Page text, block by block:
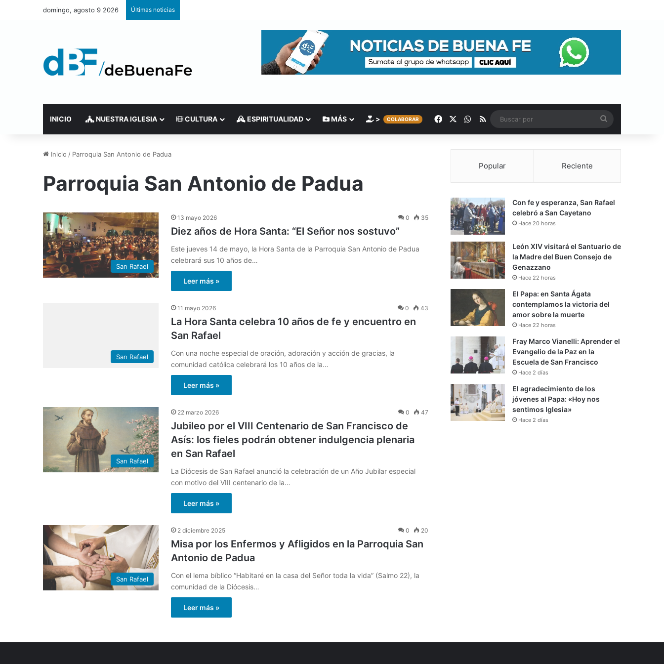
domingo, agosto 9 2026 Últimas noticias
INICIO NUESTRA IGLESIA CULTURA ESPIRITUALIDAD MÁS > COLABORAR Facebook WhatsApp
RSS
por
Inicio / Parroquia San Antonio de Padua
Parroquia San Antonio de Padua
San Rafael
13 mayo 2026 0 35
Diez años de Hora Santa: “El Señor nos sostuvo”
Este jueves 14 de mayo, la Hora Santa de la Parroquia San Antonio de Padua
celebrará sus 10 años de…
Leer más »
San Rafael
11 mayo 2026 0 43
La Hora Santa celebra 10 años de fe y encuentro en
San Rafael
Con una noche especial de oración, adoración y acción de gracias, la
comunidad católica celebrará los 10 años de la…
Leer más »
San Rafael
22 marzo 2026 0 47
Jubileo por el VIII Centenario de San Francisco de
Asís: los fieles podrán obtener indulgencia plenaria
en San Rafael
La Diócesis de San Rafael anunció la celebración de un Año Jubilar especial
con motivo del VIII centenario de la…
Leer más »
San Rafael
2 diciembre 2025 0 20
Misa por los Enfermos y Afligidos en la Parroquia San
Antonio de Padua
Con el lema bíblico “Habitaré en la casa del Señor toda la vida” (Salmo 22), la
comunidad de la Diócesis…
Leer más »
Popular Reciente
Con fe y esperanza, San Rafael
celebró a San Cayetano
Hace 20 horas
León XIV visitará el Santuario de
la Madre del Buen Consejo de
Genazzano
Hace 22 horas
El Papa: en Santa Ágata
contemplamos la victoria del
amor sobre la muerte
Hace 22 horas
Fray Marco Vianelli: Aprender el
Evangelio de la Paz en la
Escuela de San Francisco
Hace 2 días
El agradecimiento de los
jóvenes al Papa: «Hoy nos
sentimos Iglesia»
Hace 2 días